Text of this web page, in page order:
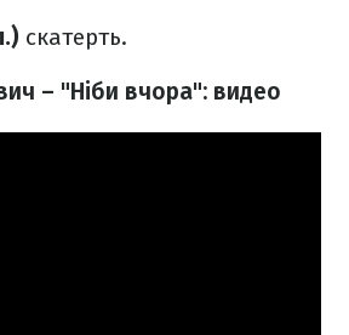
скатерть.
– "Ніби вчора": видео